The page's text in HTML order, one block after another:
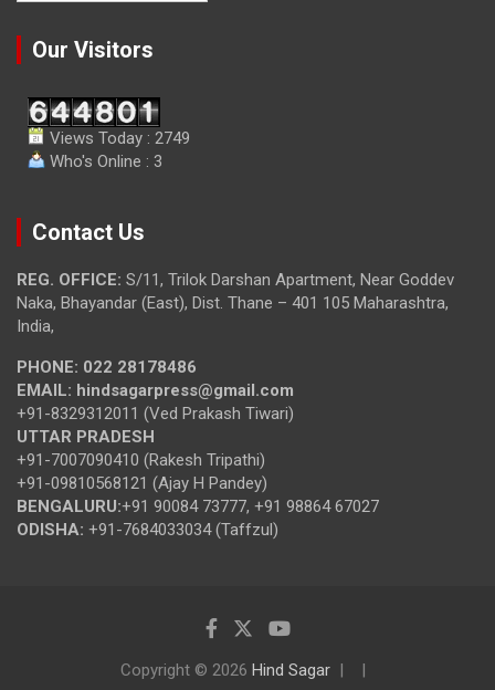
Our Visitors
Views Today : 2749
Who's Online : 3
Contact Us
REG. OFFICE: S/11, Trilok Darshan Apartment, Near Goddev
Naka, Bhayandar (East), Dist. Thane – 401 105 Maharashtra,
India,
PHONE: 022 28178486
EMAIL: hindsagarpress@gmail.com
+91-8329312011 (Ved Prakash Tiwari)
UTTAR PRADESH
+91-7007090410 (Rakesh Tripathi)
+91-09810568121 (Ajay H Pandey)
BENGALURU:+91 90084 73777, +91 98864 67027
ODISHA: +91-7684033034 (Taffzul)
Copyright © 2026 Hind Sagar